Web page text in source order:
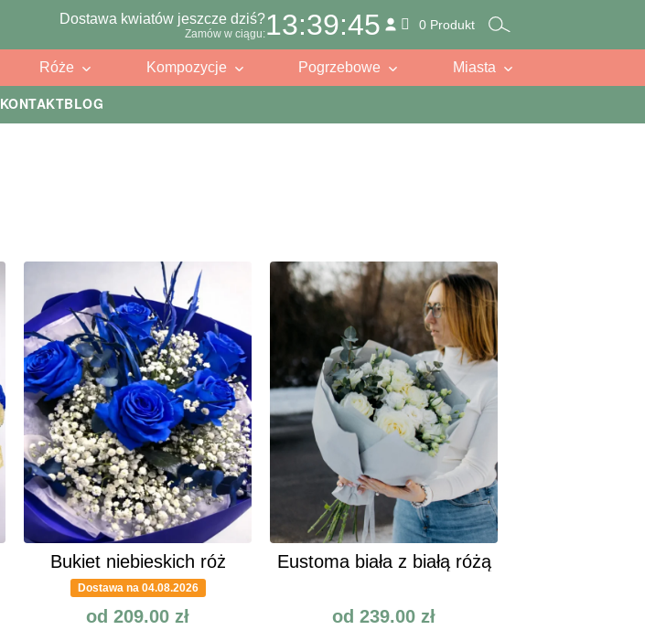
KONTAKTBLOG
Dostawa kwiatów jeszcze dziś?
Zamów w ciągu:13:39:43 0 Produkt
Róże Kompozycje Pogrzebowe Miasta
Bukiet niebieskich róż
Dostawa na 04.08.2026
od 209.00 zł
Eustoma biała z białą różą
od 239.00 zł